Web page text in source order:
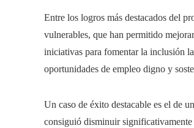
Entre los logros más destacados del
vulnerables, que han permitido
iniciativas para fomentar la inclusión
oportunidades de empleo digno y
Un caso de éxito destacable es el de
consiguió disminuir significativamente